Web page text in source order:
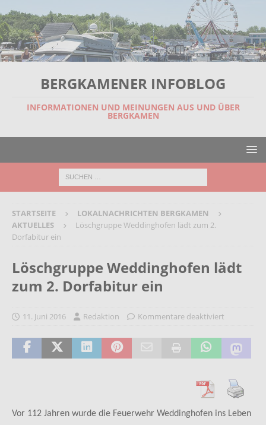
BERGKAMENER INFOBLOG
INFORMATIONEN UND MEINUNGEN AUS UND ÜBER
BERGKAMEN
STARTSEITE
LOKALNACHRICHTEN BERGKAMEN
AKTUELLES
Löschgruppe Weddinghofen lädt zum 2.
Dorfabitur ein
Löschgruppe Weddinghofen lädt
zum 2. Dorfabitur ein
11. Juni 2016 Redaktion Kommentare deaktiviert
Vor 112 Jahren wurde die Feuerwehr Weddinghofen ins Leben